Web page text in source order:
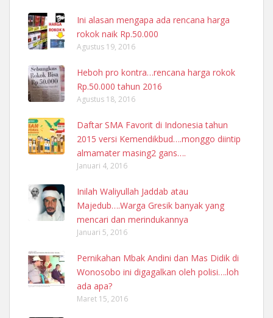
Ini alasan mengapa ada rencana harga
rokok naik Rp.50.000
Agustus 19, 2016
Heboh pro kontra…rencana harga rokok
Rp.50.000 tahun 2016
Agustus 18, 2016
Daftar SMA Favorit di Indonesia tahun
2015 versi Kemendikbud….monggo diintip
almamater masing2 gans….
Januari 4, 2016
Inilah Waliyullah Jaddab atau
Majedub….Warga Gresik banyak yang
mencari dan merindukannya
Januari 5, 2016
Pernikahan Mbak Andini dan Mas Didik di
Wonosobo ini digagalkan oleh polisi….loh
ada apa?
Maret 15, 2016